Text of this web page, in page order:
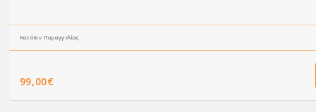
Κατόπιν Παραγγελίας
99,00€